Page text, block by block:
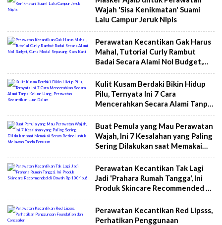
Wajah 'Sisa Kenikmatan' Suami
Lalu Campur Jeruk Nipis
Perawatan Kecantikan Gak Harus
Mahal, Tutorial Curly Rambut
Badai Secara Alami Nol Budget,
Cuma Modal Sepasang Kaos Kaki
Kulit Kusam Berdaki Bikin Hidup
Pilu, Ternyata Ini 7 Cara
Mencerahkan Secara Alami Tanpa
Keluar Uang, Perawatan
Kecantikan Luar Dalam
Buat Pemula yang Mau Perawatan
Wajah, Ini 7 Kesalahan yang Paling
Sering Dilakukan saat Memakai
Serum Retinol untuk Melawan
Tanda Penuaan
Perawatan Kecantikan Tak Lagi
Jadi 'Prahara Rumah Tangga', Ini
Produk Skincare Recommended di
Bawah Rp 100ribu!
Perawatan Kecantikan Red Lipsss,
Perhatikan Penggunaan